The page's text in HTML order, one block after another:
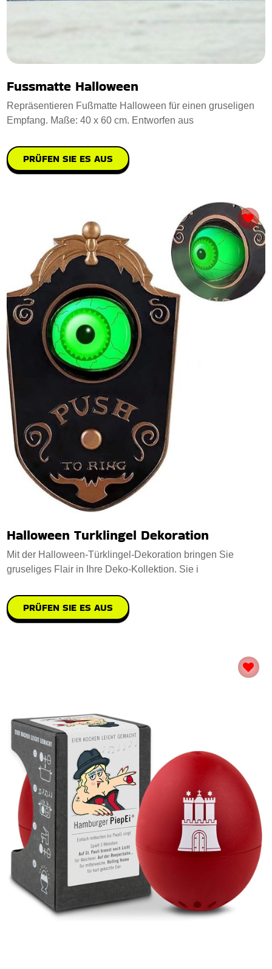
Fussmatte Halloween
Repräsentieren Fußmatte Halloween für einen gruseligen
Empfang. Maße: 40 x 60 cm. Entworfen aus
PRÜFEN SIE ES AUS
Halloween Turklingel Dekoration
Mit der Halloween-Türklingel-Dekoration bringen Sie
gruseliges Flair in Ihre Deko-Kollektion. Sie i
PRÜFEN SIE ES AUS